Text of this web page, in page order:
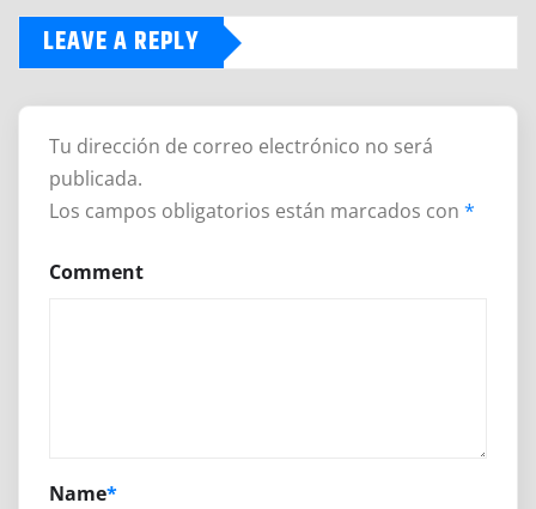
LEAVE A REPLY
Tu dirección de correo electrónico no será
publicada.
Los campos obligatorios están marcados con *
Comment
Name*